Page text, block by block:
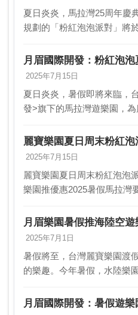
夏日炎炎，馬拉灣25周年慶
規劃的「粉紅泡泡派對」將
一夏」為主題的派對，將在
粉…
月眉國際開發：粉紅泡
2025年7月15日
夏日炎炎，暑假即將來臨，
發>旗下的馬拉灣遊樂園，
跳躍，享受浪漫的夏日假期
麗寶樂園夏日周末粉紅泡
2025年7月15日
麗寶樂園夏日周末粉紅泡泡
樂園推優惠2025暑假馬拉灣
時開炸，大量泡泡席捲全場
月眉樂園暑假推海陸空
2025年7月1日
暑假將至，台灣麗寶樂園渡
的樂趣。今年暑假，水陸樂
方案，讓遊客有更多選擇和
月眉國際開發：暑假遊